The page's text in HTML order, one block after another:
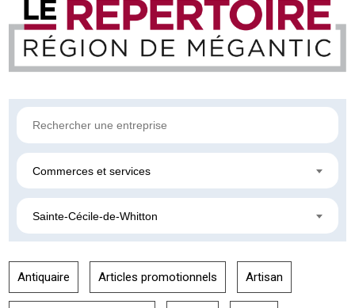
Commerces et services
Sainte-Cécile-de-Whitton
Antiquaire Articles promotionnels Artisan